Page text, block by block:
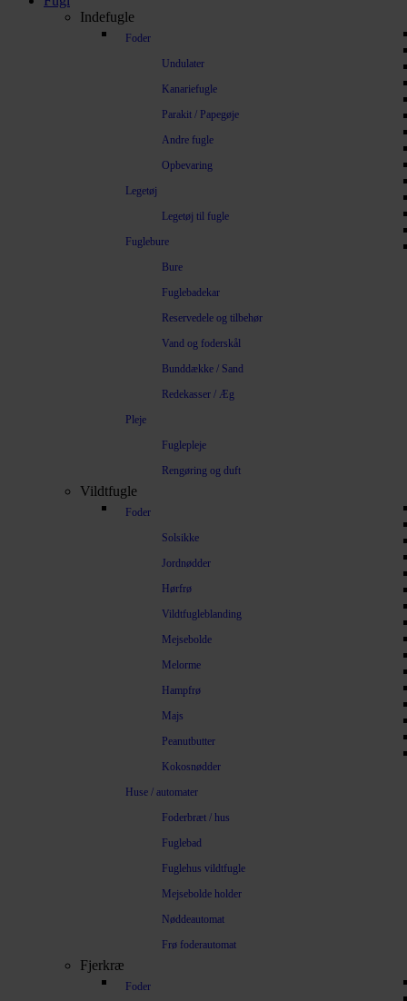
Indefugle
Foder
Undulater
Kanariefugle
Parakit / Papegøje
Andre fugle
Opbevaring
Legetøj
Legetøj til fugle
Fuglebure
Bure
Fuglebadekar
Reservedele og tilbehør
Vand og foderskål
Bunddække / Sand
Redekasser / Æg
Pleje
Fuglepleje
Rengøring og duft
Vildtfugle
Foder
Solsikke
Jordnødder
Hørfrø
Vildtfugleblanding
Mejsebolde
Melorme
Hampfrø
Majs
Peanutbutter
Kokosnødder
Huse / automater
Foderbræt / hus
Fuglebad
Fuglehus vildtfugle
Mejsebolde holder
Nøddeautomat
Frø foderautomat
Fjerkræ
Foder